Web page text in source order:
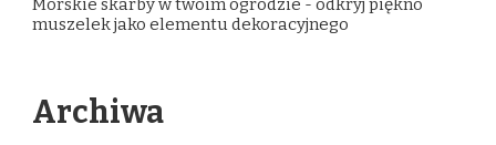
Morskie skarby w twoim ogrodzie - odkryj piękno
muszelek jako elementu dekoracyjnego
Archiwa